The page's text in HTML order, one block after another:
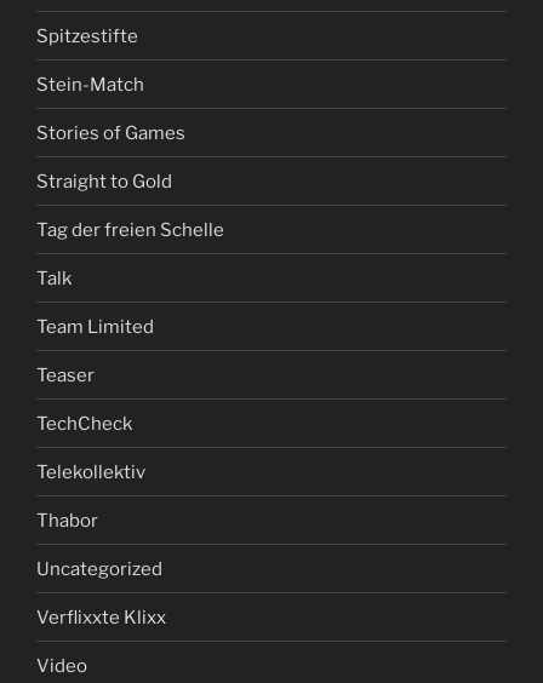
Spitzestifte
Stein-Match
Stories of Games
Straight to Gold
Tag der freien Schelle
Talk
Team Limited
Teaser
TechCheck
Telekollektiv
Thabor
Uncategorized
Verflixxte Klixx
Video